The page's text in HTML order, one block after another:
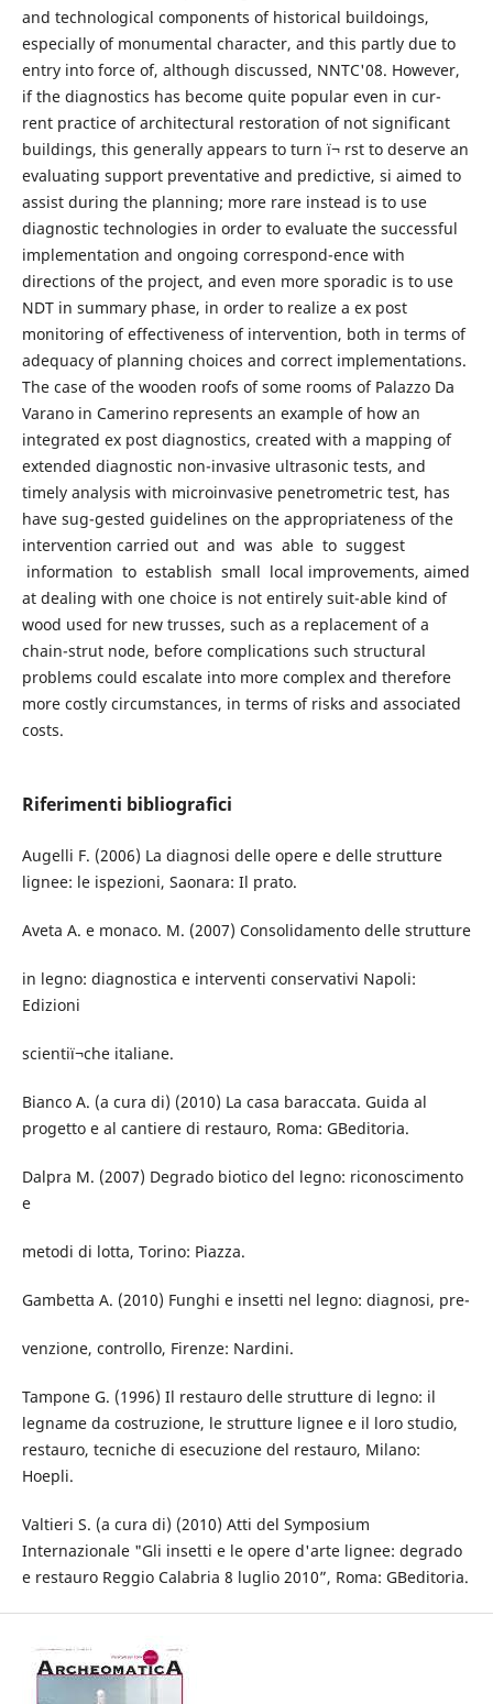
and technological components of historical buildoings,
especially of monumental character, and this partly due to
entry into force of, although discussed, NNTC'08. However,
if the diagnostics has become quite popular even in cur-
rent practice of architectural restoration of not significant
buildings, this generally appears to turn ï¬ rst to deserve an
evaluating support preventative and predictive, si aimed to
assist during the planning; more rare instead is to use
diagnostic technologies in order to evaluate the successful
implementation and ongoing correspond-ence with
directions of the project, and even more sporadic is to use
NDT in summary phase, in order to realize a ex post
monitoring of effectiveness of intervention, both in terms of
adequacy of planning choices and correct implementations.
The case of the wooden roofs of some rooms of Palazzo Da
Varano in Camerino represents an example of how an
integrated ex post diagnostics, created with a mapping of
extended diagnostic non-invasive ultrasonic tests, and
timely analysis with microinvasive penetrometric test, has
have sug-gested guidelines on the appropriateness of the
intervention carried out and was able to suggest
information to establish small local improvements, aimed
at dealing with one choice is not entirely suit-able kind of
wood used for new trusses, such as a replacement of a
chain-strut node, before complications such structural
problems could escalate into more complex and therefore
more costly circumstances, in terms of risks and associated
costs.
Riferimenti bibliografici
Augelli F. (2006) La diagnosi delle opere e delle strutture
lignee: le ispezioni, Saonara: Il prato.
Aveta A. e monaco. M. (2007) Consolidamento delle strutture
in legno: diagnostica e interventi conservativi Napoli:
Edizioni
scientiï¬che italiane.
Bianco A. (a cura di) (2010) La casa baraccata. Guida al
progetto e al cantiere di restauro, Roma: GBeditoria.
Dalpra M. (2007) Degrado biotico del legno: riconoscimento
e
metodi di lotta, Torino: Piazza.
Gambetta A. (2010) Funghi e insetti nel legno: diagnosi, pre-
venzione, controllo, Firenze: Nardini.
Tampone G. (1996) Il restauro delle strutture di legno: il
legname da costruzione, le strutture lignee e il loro studio,
restauro, tecniche di esecuzione del restauro, Milano:
Hoepli.
Valtieri S. (a cura di) (2010) Atti del Symposium
Internazionale "Gli insetti e le opere d'arte lignee: degrado
e restauro Reggio Calabria 8 luglio 2010”, Roma: GBeditoria.